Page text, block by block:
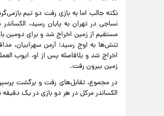
نکته جالب اما به بازی رفت دو تیم
مستقیم از زمین اخراج شد و برای دومین
زمین بیرون رفت.
الکساندر مرکل در هر دو بازی در یک